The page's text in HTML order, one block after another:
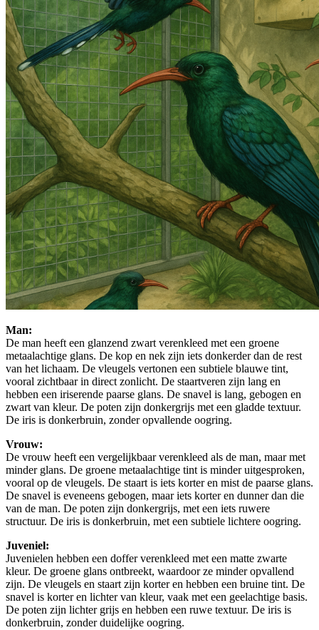
Man:
De man heeft een glanzend zwart verenkleed met een groene
metaalachtige glans. De kop en nek zijn iets donkerder dan de rest
van het lichaam. De vleugels vertonen een subtiele blauwe tint,
vooral zichtbaar in direct zonlicht. De staartveren zijn lang en
hebben een iriserende paarse glans. De snavel is lang, gebogen en
zwart van kleur. De poten zijn donkergrijs met een gladde textuur.
De iris is donkerbruin, zonder opvallende oogring.
Vrouw:
De vrouw heeft een vergelijkbaar verenkleed als de man, maar met
minder glans. De groene metaalachtige tint is minder uitgesproken,
vooral op de vleugels. De staart is iets korter en mist de paarse glans.
De snavel is eveneens gebogen, maar iets korter en dunner dan die
van de man. De poten zijn donkergrijs, met een iets ruwere
structuur. De iris is donkerbruin, met een subtiele lichtere oogring.
Juveniel:
Juvenielen hebben een doffer verenkleed met een matte zwarte
kleur. De groene glans ontbreekt, waardoor ze minder opvallend
zijn. De vleugels en staart zijn korter en hebben een bruine tint. De
snavel is korter en lichter van kleur, vaak met een geelachtige basis.
De poten zijn lichter grijs en hebben een ruwe textuur. De iris is
donkerbruin, zonder duidelijke oogring.